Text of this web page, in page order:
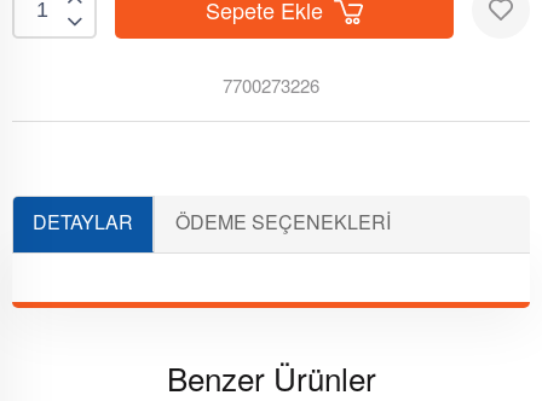
Sepete Ekle
7700273226
DETAYLAR
ÖDEME SEÇENEKLERI
Benzer Ürünler